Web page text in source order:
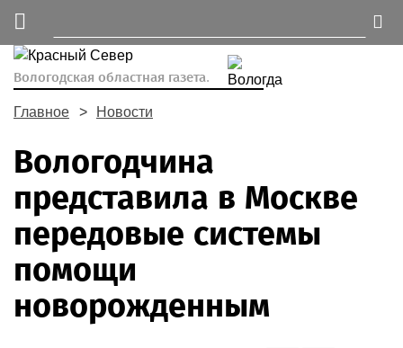
Вологодская областная газета.
Главное Новости
Вологодчина
представила в Москве
передовые системы
помощи
новорожденным